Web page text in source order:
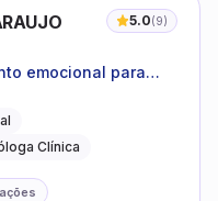
ARAUJO 5.0(9)
emocional para
Clínica